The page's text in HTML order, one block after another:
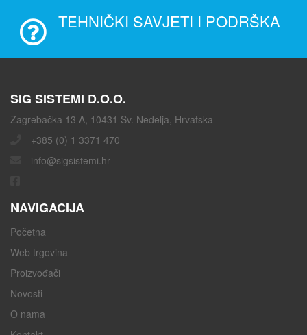
TEHNIČKI SAVJETI I PODRŠKA
SIG SISTEMI D.O.O.
Zagrebačka 13 A, 10431 Sv. Nedelja, Hrvatska
+385 (0) 1 3371 470
info@sigsistemi.hr
NAVIGACIJA
Početna
Web trgovina
Proizvođači
Novosti
O nama